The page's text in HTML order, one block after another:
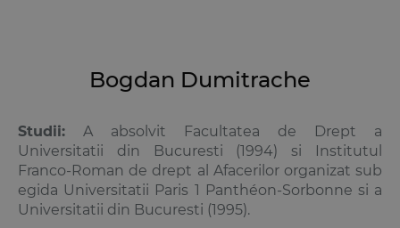
Bogdan Dumitrache
Studii: A absolvit Facultatea de Drept a
Universitatii din Bucuresti (1994) si Institutul
Franco-Roman de drept al Afacerilor organizat sub
egida Universitatii Paris 1 Panthéon-Sorbonne si a
Universitatii din Bucuresti (1995).